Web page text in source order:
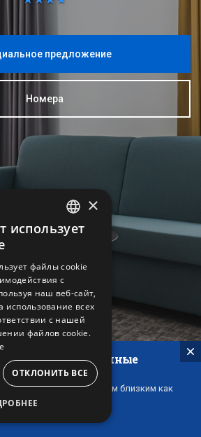
предложение
Номерa
- наши подарочные
можно подарить своим близким как
CZECH
RUSSIAN
×
использует
файлы cookie
с
наш веб-сайт,
использование всех
с нашей
файлов cookie.
ОТКЛОНИТЬ ВСЕ